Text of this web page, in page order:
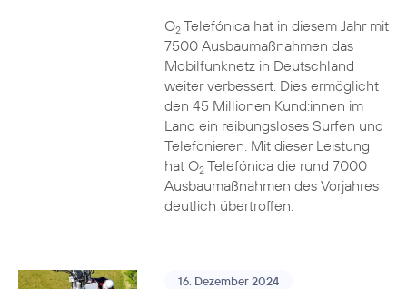
O2Telefónica hat in diesem Jahr mit
7500 Ausbaumaßnahmen das
Mobilfunknetz in Deutschland
weiter verbessert. Dies ermöglicht
den 45 Millionen Kund:innen im
Land ein reibungsloses Surfen und
Telefonieren. Mit dieser Leistung
hat O2Telefónica die rund 7000
Ausbaumaßnahmen des Vorjahres
deutlich übertroffen.
16. Dezember 2024